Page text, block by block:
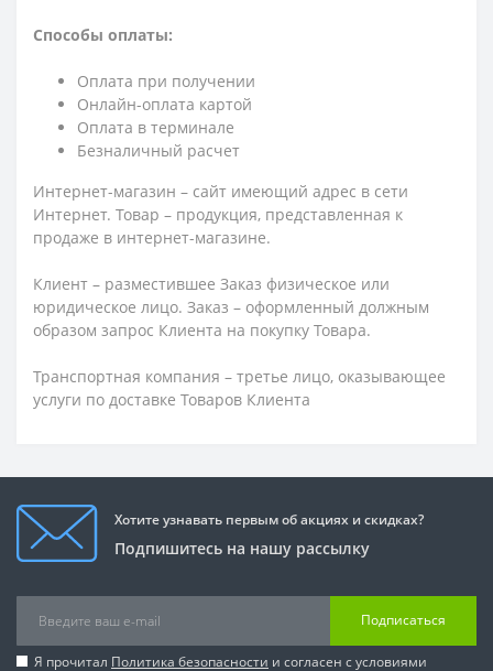
Способы оплаты:
Оплата при получении
Онлайн-оплата картой
Оплата в терминале
Безналичный расчет
Интернет-магазин – сайт имеющий адрес в сети
Интернет. Товар – продукция, представленная к
продаже в интернет-магазине.
Клиент – разместившее Заказ физическое или
юридическое лицо. Заказ – оформленный должным
образом запрос Клиента на покупку Товара.
Транспортная компания – третье лицо, оказывающее
услуги по доставке Товаров Клиента
Хотите узнавать первым об акциях и скидках?
Подпишитесь на нашу рассылку
Подписаться
Я прочитал Политика безопасности и согласен с условиями